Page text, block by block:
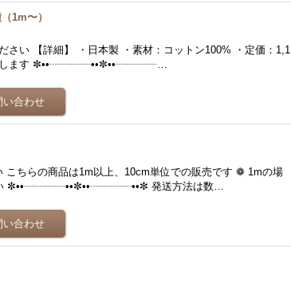
1m〜）
さい 【詳細】 ・日本製 ・素材：コットン100% ・定価：1,1
たします ✼••┈┈┈┈••✼••┈┈┈┈…
こちらの商品は1m以上、10cm単位での販売です ❁ 1mの場
い ✼••┈┈┈┈••✼••┈┈┈┈••✼ 発送方法は数…